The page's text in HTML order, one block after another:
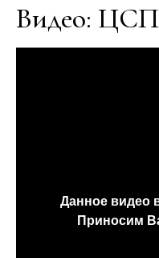
Видео: ЦСП